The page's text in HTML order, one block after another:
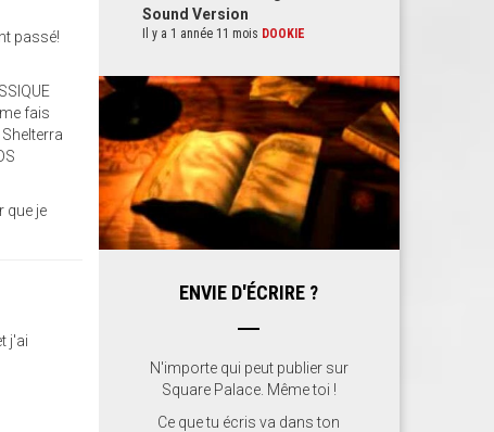
passé!
fais
que je
j'ai
Sound Version
Il y a 1 année 11 mois DOOKIE
ENVIE D'ÉCRIRE ?
N'importe qui peut publier sur
Square Palace. Même toi !
Ce que tu écris va dans ton